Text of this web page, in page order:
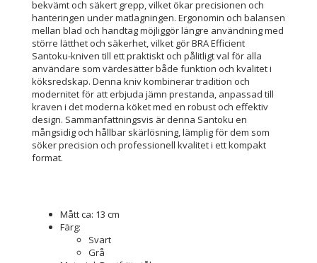
bekvämt och säkert grepp, vilket ökar precisionen och
hanteringen under matlagningen. Ergonomin och balansen
mellan blad och handtag möjliggör längre användning med
större lätthet och säkerhet, vilket gör BRA Efficient
Santoku-kniven till ett praktiskt och pålitligt val för alla
användare som värdesätter både funktion och kvalitet i
köksredskap. Denna kniv kombinerar tradition och
modernitet för att erbjuda jämn prestanda, anpassad till
kraven i det moderna köket med en robust och effektiv
design. Sammanfattningsvis är denna Santoku en
mångsidig och hållbar skärlösning, lämplig för dem som
söker precision och professionell kvalitet i ett kompakt
format.
Mått ca: 13 cm
Färg:
Svart
Grå